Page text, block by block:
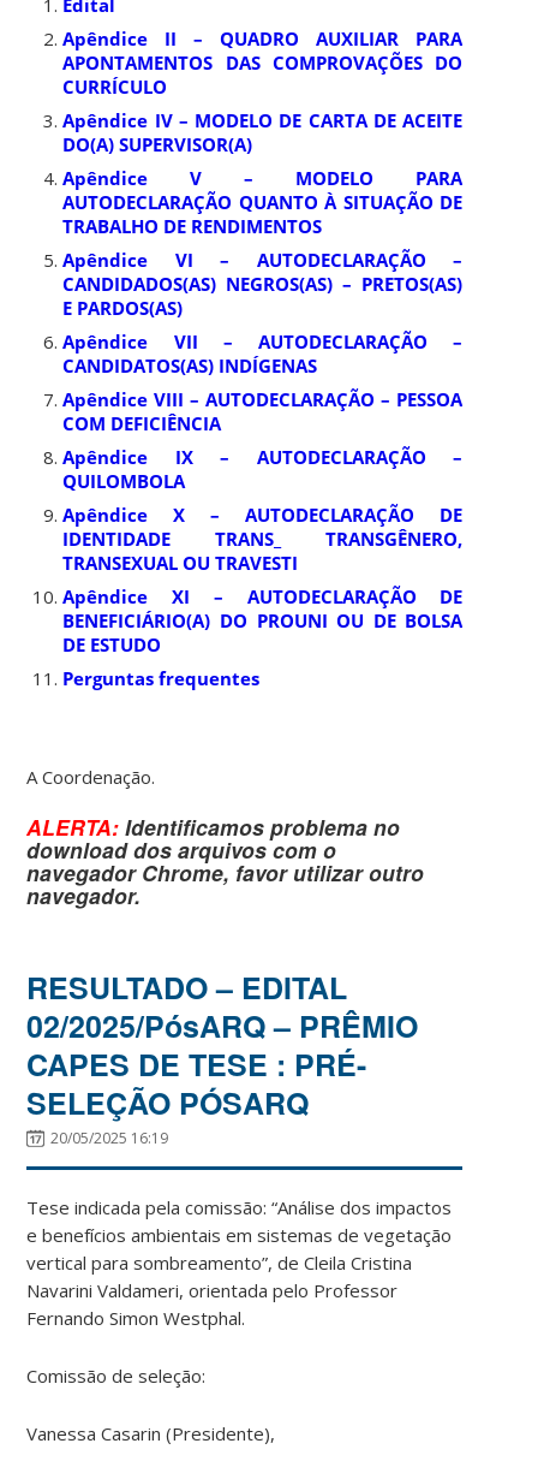
Apêndice II – QUADRO AUXILIAR PARA
APONTAMENTOS DAS COMPROVAÇÕES DO
CURRÍCULO
Apêndice IV – MODELO DE CARTA DE ACEITE
DO(A) SUPERVISOR(A)
Apêndice V – MODELO PARA
AUTODECLARAÇÃO QUANTO À SITUAÇÃO DE
TRABALHO DE RENDIMENTOS
Apêndice VI – AUTODECLARAÇÃO –
CANDIDADOS(AS) NEGROS(AS) – PRETOS(AS)
E PARDOS(AS)
Apêndice VII – AUTODECLARAÇÃO –
CANDIDATOS(AS) INDÍGENAS
Apêndice VIII – AUTODECLARAÇÃO – PESSOA
COM DEFICIÊNCIA
Apêndice IX – AUTODECLARAÇÃO –
QUILOMBOLA
Apêndice X – AUTODECLARAÇÃO DE
IDENTIDADE TRANS_ TRANSGÊNERO,
TRANSEXUAL OU TRAVESTI
Apêndice XI – AUTODECLARAÇÃO DE
BENEFICIÁRIO(A) DO PROUNI OU DE BOLSA
DE ESTUDO
Perguntas frequentes
A Coordenação.
ALERTA: Identificamos problema no
download dos arquivos com o
navegador Chrome, favor utilizar outro
navegador.
RESULTADO – EDITAL
02/2025/PósARQ – PRÊMIO
CAPES DE TESE : PRÉ-
SELEÇÃO PÓSARQ
20/05/2025 16:19
Tese indicada pela comissão: “Análise dos impactos
e benefícios ambientais em sistemas de vegetação
vertical para sombreamento”, de Cleila Cristina
Navarini Valdameri, orientada pelo Professor
Fernando Simon Westphal.
Comissão de seleção:
Vanessa Casarin (Presidente),